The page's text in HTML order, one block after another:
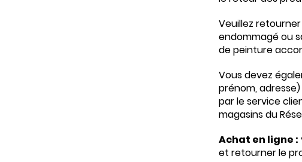
Veuillez
endommagé ou
de peinture
Vous devez
prénom,
par le service
magasins du
Achat en ligne :
et retourner le